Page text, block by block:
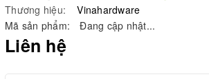
Thương hiệu:
Vinahardware
Mã sản phẩm:
Đang cập nhật...
Liên hệ